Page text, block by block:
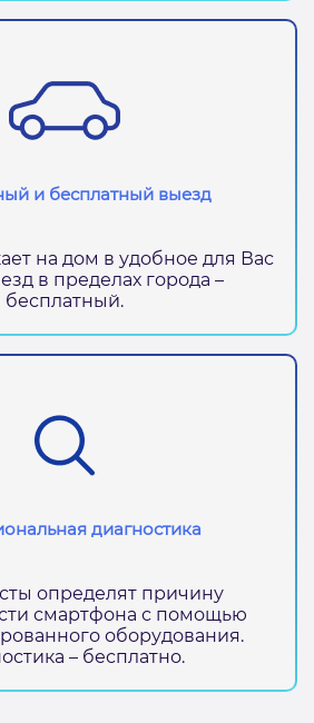
и бесплатный выезд
на дом в удобное для Вас
в пределах города –
бесплатный.
диагностика
определят причину
смартфона с помощью
оборудования.
– бесплатно.